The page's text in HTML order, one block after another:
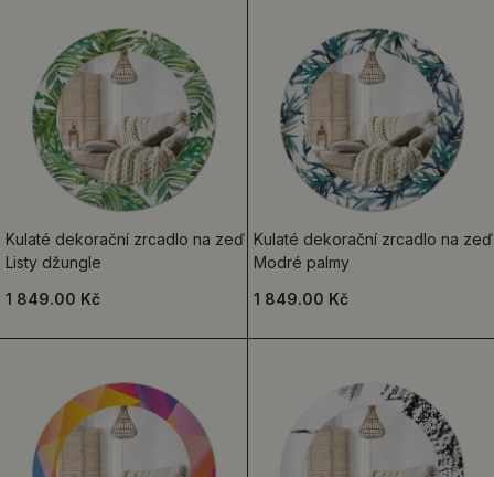
Kulaté dekorační zrcadlo na zeď
Listy džungle
1 849.00 Kč
Kulaté dekorační zrcadlo na zeď
Modré palmy
1 849.00 Kč